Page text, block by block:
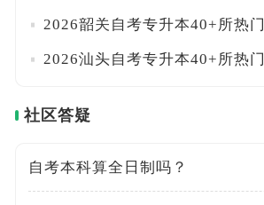
社区答疑
自考本科算全日制吗？